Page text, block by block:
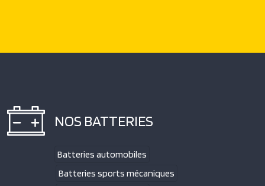
NOS BATTERIES
Batteries automobiles
Batteries sports mécaniques